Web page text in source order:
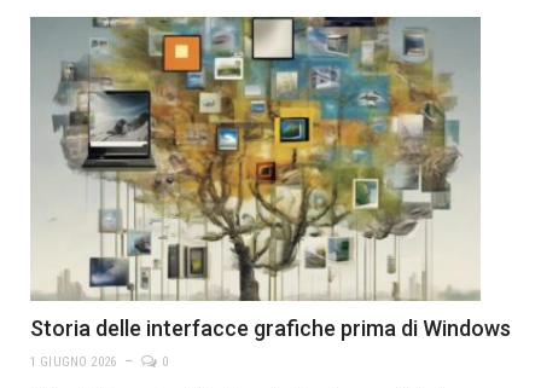
Storia delle interfacce grafiche prima di Windows
1 GIUGNO 2026 0